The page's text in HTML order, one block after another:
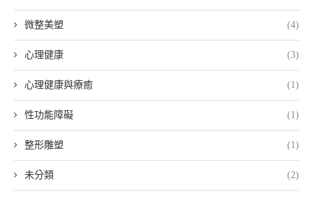
微整美塑 (4)
心理健康 (3)
心理健康與療癒 (1)
性功能障礙 (1)
整形雕塑 (1)
未分類 (2)